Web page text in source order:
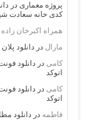
پروژه معماری در
کدی خانه سعادت
همراه اکبرخان زاده
مارال در دانلود
کامی در دانلود
اتوکد
کامی در دانلود
اتوکد
فاطمه در دانلود